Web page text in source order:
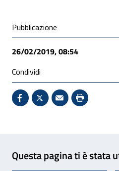
Condivisione social
Pubblicazione
26/02/2019, 08:54
Condividi
Condividi su Facebook
X - Sito esterno -
Invio Mail:
Stampa
Questa pagina ti è stata